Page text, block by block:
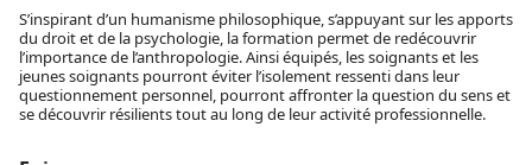
S’inspirant d’un humanisme philosophique, s’appuyant sur les apports
du droit et de la psychologie, la formation permet de redécouvrir
l’importance de l’anthropologie. Ainsi équipés, les soignants et les
jeunes soignants pourront éviter l’isolement ressenti dans leur
questionnement personnel, pourront affronter la question du sens et
se découvrir résilients tout au long de leur activité professionnelle.